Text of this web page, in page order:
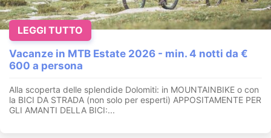
Vacanze in MTB Estate 2026 - min. 4 notti da €
600 a persona
Alla scoperta delle splendide Dolomiti: in MOUNTAINBIKE o con
la BICI DA STRADA (non solo per esperti) APPOSITAMENTE PER
GLI AMANTI DELLA BICI:...
LEGGI TUTTO